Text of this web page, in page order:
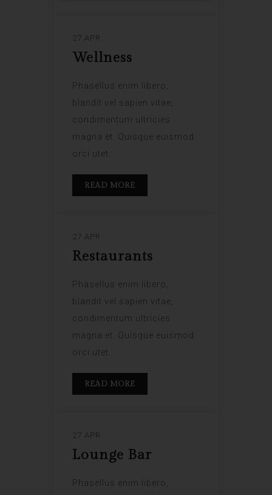
27 APR
Wellness
Phasellus enim libero,
blandit vel sapien vitae,
condimentum ultricies
magna et. Quisque euismod
orci utet.
READ MORE
27 APR
Restaurants
Phasellus enim libero,
blandit vel sapien vitae,
condimentum ultricies
magna et. Quisque euismod
orci utet.
READ MORE
27 APR
Lounge Bar
Phasellus enim libero,